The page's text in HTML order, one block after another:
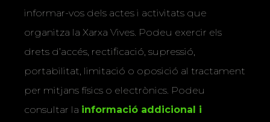
informar-vos dels actes i activitats que
organitza la Xarxa Vives. Podeu exercir els
drets d’accés, rectificació, supressió,
portabilitat, limitació o oposició al tractament
per mitjans físics o electrònics. Podeu
consultar la informació addicional i